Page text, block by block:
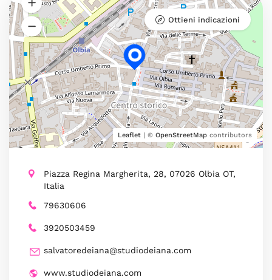
Leaflet | © OpenStreetMap contributors
Ottieni indicazioni
Piazza Regina Margherita, 28, 07026 Olbia OT,
Italia
79630606
3920503459
salvatoredeiana@studiodeiana.com
www.studiodeiana.com